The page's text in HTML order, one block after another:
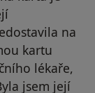
na
kartu
lékaře,
jsem její